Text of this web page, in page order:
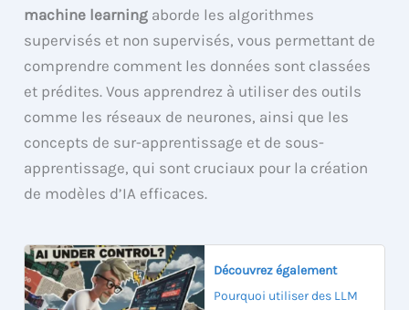
machine learning aborde les algorithmes
supervisés et non supervisés, vous permettant de
comprendre comment les données sont classées
et prédites. Vous apprendrez à utiliser des outils
comme les réseaux de neurones, ainsi que les
concepts de sur-apprentissage et de sous-
apprentissage, qui sont cruciaux pour la création
de modèles d’IA efficaces.
Découvrez également
Pourquoi utiliser des LLM